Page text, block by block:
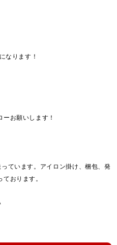
なります！
お願いします！
ています。アイロン掛け、梱包、発
おります。